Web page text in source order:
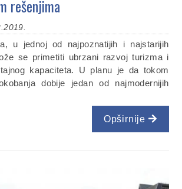
rešenjima
u jednoj od najpoznatijih i najstarijih
se primetiti ubrzani razvoj turizma i
kapaciteta. U planu je da tokom
dobije jedan od najmodernijih
Opširnije